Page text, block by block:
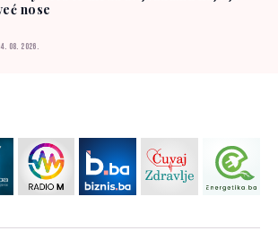
nose
08. 2026.